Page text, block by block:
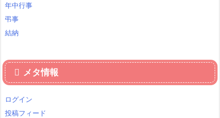
年中行事
弔事
結納
メタ情報
ログイン
投稿フィード